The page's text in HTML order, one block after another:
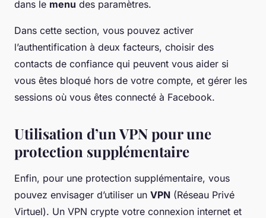
dans le menu des paramètres.
Dans cette section, vous pouvez activer
l’authentification à deux facteurs, choisir des
contacts de confiance qui peuvent vous aider si
vous êtes bloqué hors de votre compte, et gérer les
sessions où vous êtes connecté à Facebook.
Utilisation d’un VPN pour une
protection supplémentaire
Enfin, pour une protection supplémentaire, vous
pouvez envisager d’utiliser un VPN (Réseau Privé
Virtuel). Un VPN crypte votre connexion internet et